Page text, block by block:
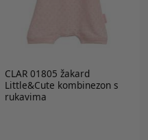
CLAR 01805 žakard
Little&Cute kombinezon s
rukavima